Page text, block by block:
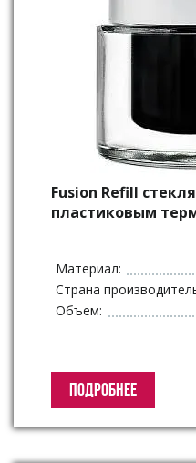
Fusion Refill
пластиковым
Материал:
Страна
Объем:
ПОДРОБНЕЕ